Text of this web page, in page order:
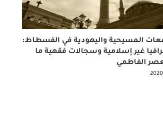
المسيحية واليهودية في الفسطاط:
غير إسلامية وسجالات فقهية ما
الفاطمي